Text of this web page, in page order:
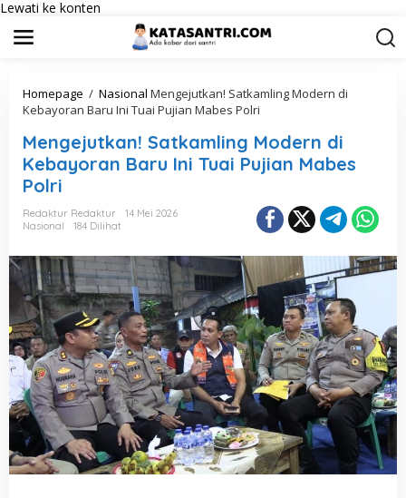
Lewati ke konten
Homepage / Nasional Mengejutkan! Satkamling Modern di
Kebayoran Baru Ini Tuai Pujian Mabes Polri
Mengejutkan! Satkamling Modern di
Kebayoran Baru Ini Tuai Pujian Mabes
Polri
Redaktur Redaktur
14 Mei 2026
Nasional
184 Dilihat